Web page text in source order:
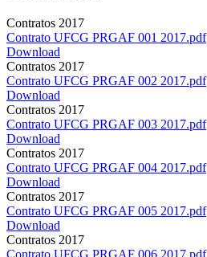
Contratos 2017
Contrato UFCG PRGAF 001 2017.pdf
Download
Contratos 2017
Contrato UFCG PRGAF 002 2017.pdf
Download
Contratos 2017
Contrato UFCG PRGAF 003 2017.pdf
Download
Contratos 2017
Contrato UFCG PRGAF 004 2017.pdf
Download
Contratos 2017
Contrato UFCG PRGAF 005 2017.pdf
Download
Contratos 2017
Contrato UFCG PRGAF 006 2017.pdf